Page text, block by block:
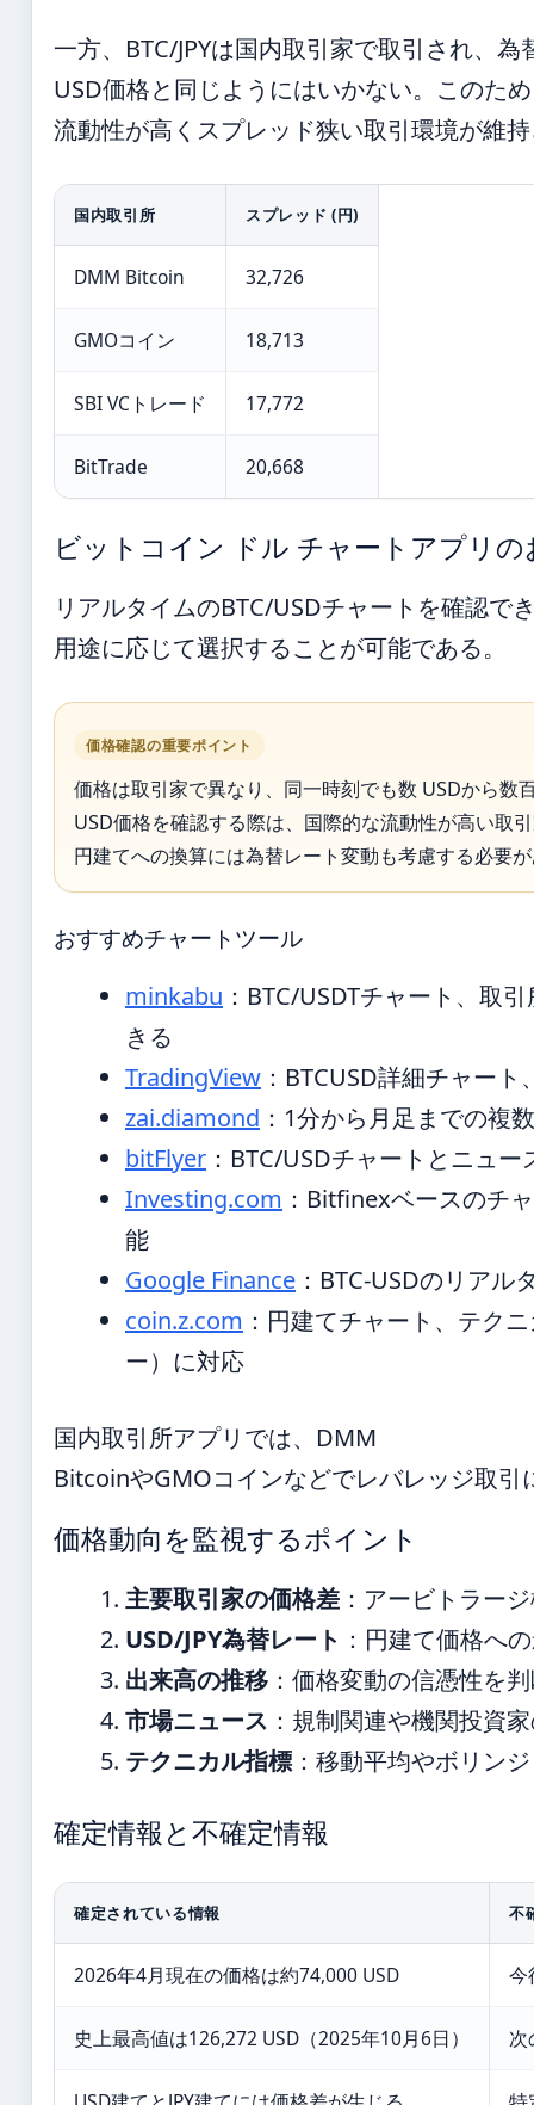
一方、BTC/JPYは国内取引家で取引され、
USD価格と同じようにはいかない。このた
流動性が高くスプレッド狭い取引環境が維
国内取引所 スプレッド (円)
DMM Bitcoin 32,726
GMOコイン 18,713
SBI VCトレード 17,772
BitTrade 20,668
ビットコイン ドル チャートアプリ
リアルタイムのBTC/USDチャートを確認で
用途に応じて選択することが可能である。
価格確認の重要ポイント
価格は取引家で異なり、同一時刻でも数 USDから数
USD価格を確認する際は、国際的な流動性が高い取
円建てへの換算には為替レート変動も考慮する必要
おすすめチャートツール
minkabu ：BTC/USDTチャート、取
きる
TradingView ：BTCUSD詳細チャー
zai.diamond ：1分から月足までの複
bitFlyer ：BTC/USDチャートとニュ
Investing.com ：Bitfinexベースのチ
能
Google Finance ：BTC-USDのリア
coin.z.com ：円建てチャート、テク
ー）に対応
国内取引所アプリでは、DMM
BitcoinやGMOコインなどでレバレッジ取引
価格動向を監視するポイント
主要取引家の価格差 ：アービトラー
USD/JPY為替レート ：円建て価格へ
出来高の推移 ：価格変動の信憑性を
市場ニュース ：規制関連や機関投資
テクニカル指標 ：移動平均やボリン
確定情報と不確定情報
確定されている情報 不
2026年4月現在の価格は約74,000 USD 今
史上最高値は126,272 USD（2025年10月6日） 次